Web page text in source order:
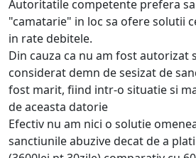
Autoritatile competente prefera
"camatarie" in loc sa ofere solutii
in rate debitele.
Din cauza ca nu am fost autorizat
considerat demn de sesizat de
fost marit, fiind intr-o situatie si
de aceasta datorie
Efectiv nu am nici o solutie
sanctiunile abuzive decat de a